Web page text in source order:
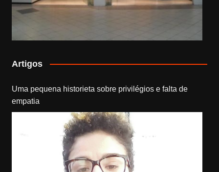
Artigos
Uma pequena historieta sobre privilégios e falta de
empatia